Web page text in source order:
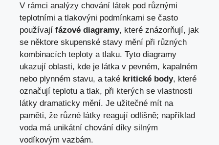
V rámci analýzy chování látek pod různými
teplotními a tlakovýni podmínkami se často
používají fázové diagramy, které znázorňují, jak
se něktore skupenské stavy mění při různých
kombinacích teploty a tlaku. Tyto diagramy
ukazují oblasti, kde je látka v pevném, kapalném
nebo plynném stavu, a také kritické body, které
označují teplotu a tlak, při kterých se vlastnosti
látky dramaticky mění. Je užitečné mít na
paměti, že různé látky reagují odlišně; například
voda má unikátní chování díky silným
vodíkovým vazbám.